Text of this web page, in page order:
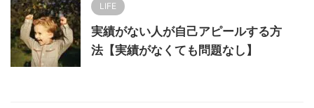
LIFE
実績がない人が自己アピールする方
法【実績がなくても問題なし】